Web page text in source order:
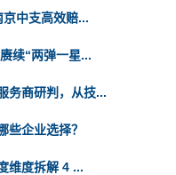
中支高效赔...
续“两弹一星...
务商研判，从技...
些企业选择？
维度拆解 4 ...